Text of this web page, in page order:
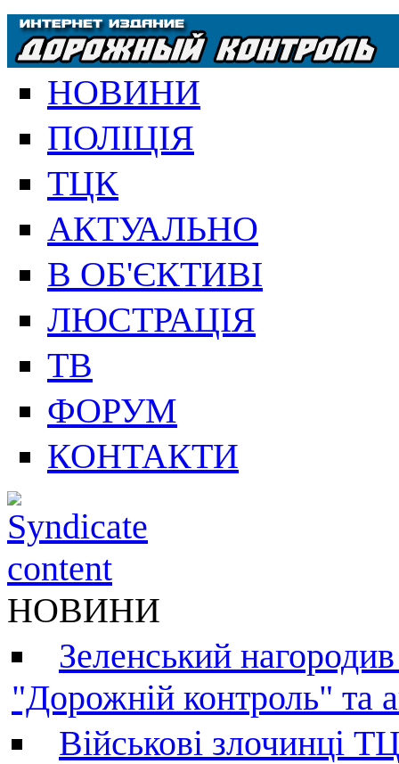
НОВИНИ
ПОЛІЦІЯ
ТЦК
АКТУАЛЬНО
В ОБ'ЄКТИВІ
ЛЮСТРАЦІЯ
ТВ
ФОРУМ
КОНТАКТИ
НОВИНИ
Зеленський
"Дорожній контроль" та
Військові злочинці